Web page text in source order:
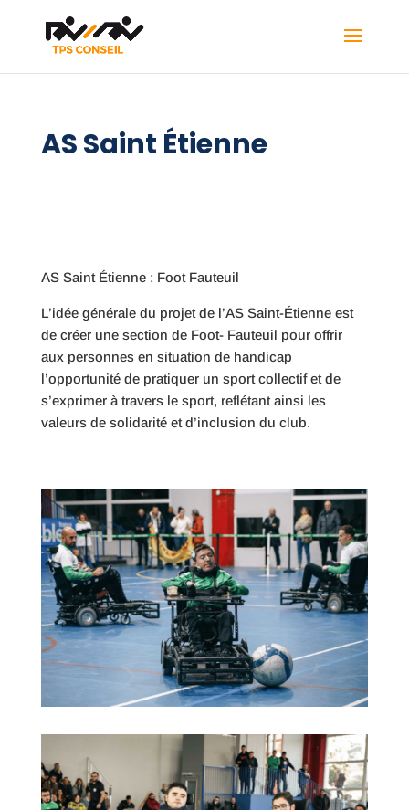
AS Saint Étienne
AS Saint Étienne : Foot Fauteuil
L’idée générale du projet de l’AS Saint-Étienne est
de créer une section de Foot- Fauteuil pour offrir
aux personnes en situation de handicap
l’opportunité de pratiquer un sport collectif et de
s’exprimer à travers le sport, reflétant ainsi les
valeurs de solidarité et d’inclusion du club.